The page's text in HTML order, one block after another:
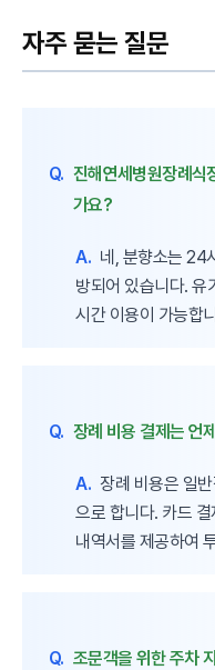
자주 묻는 질문
Q. 진해연세병원장례
가요?
A. 네, 분향소는 24
방되어 있습니다. 유
시간 이용이 가능합
Q. 장례 비용 결제는 언
A. 장례 비용은 일
으로 합니다. 카드
내역서를 제공하여
Q. 조문객을 위한 주차